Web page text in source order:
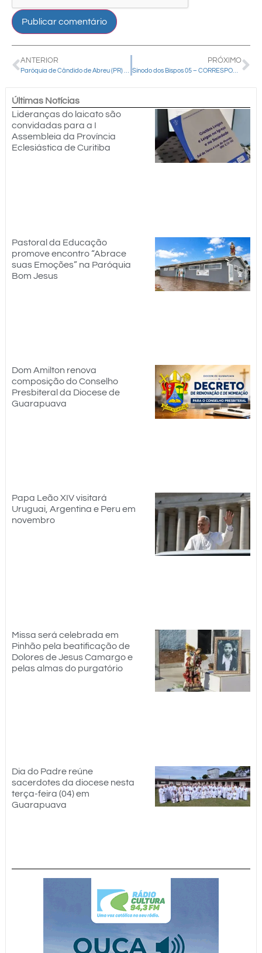
ANTERIOR PRÓXIMO
Sínodo dos Bispos 05 – CORRESPONSÁVEIS PELA MISSÃO
Últimas Notícias
Lideranças do laicato são
convidadas para a I
Assembleia da Província
Eclesiástica de Curitiba
Pastoral da Educação
promove encontro “Abrace
suas Emoções” na Paróquia
Bom Jesus
Dom Amilton renova
composição do Conselho
Presbiteral da Diocese de
Guarapuava
Papa Leão XIV visitará
Uruguai, Argentina e Peru em
novembro
Missa será celebrada em
Pinhão pela beatificação de
Dolores de Jesus Camargo e
pelas almas do purgatório
Dia do Padre reúne
sacerdotes da diocese nesta
terça-feira (04) em
Guarapuava